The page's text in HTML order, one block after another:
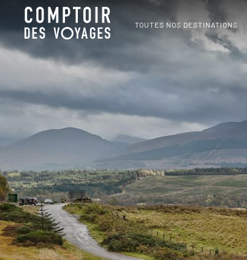
TOUTES NOS DESTINATIONS